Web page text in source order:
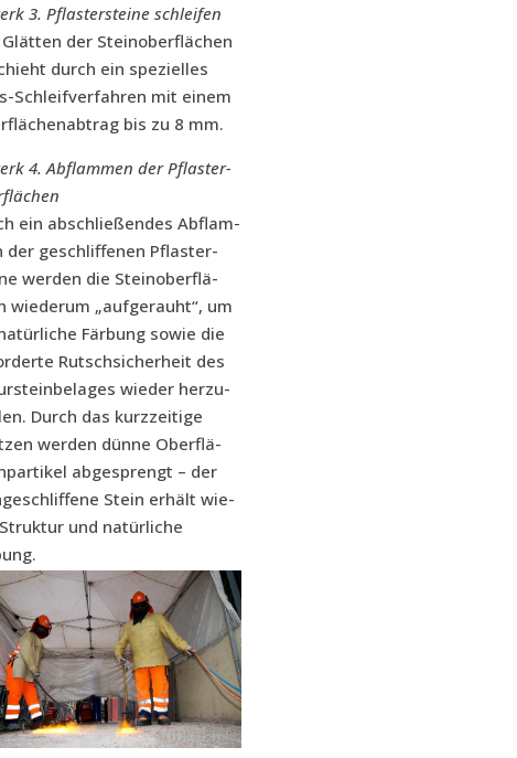
3. Pflas­ter­stei­ne schlei­fen
Glät­ten der Stein­ober­flä­chen
durch ein spe­zi­el­les
Schleif­ver­fah­ren mit einem
bis zu 8 mm.
4. Abflam­men der Pflas­ter­
ein abschlie­ßen­des Abflam­
der geschlif­fe­nen Pflas­ter­
wer­den die Stein­ober­flä­
wie­der­um „auf­ge­rauht“, um
Fär­bung sowie die
Rutsch­si­cher­heit des
wie­der her­zu­
Durch das kurz­zei­ti­ge
wer­den dün­ne Ober­flä­
abge­sprengt – der
Stein erhält wie­
und natür­li­che